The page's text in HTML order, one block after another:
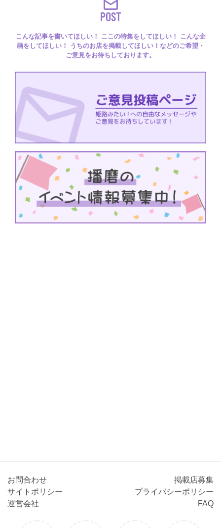
POST
こんな記事を書いてほしい！ ここの特集をしてほしい！ こんな企
画をしてほしい！ うちのお店を掲載してほしい！などのご希望・
ご意見をお待ちしております。
お問合わせ
掲載店募集
サイトポリシー
プライバシーポリシー
運営会社
FAQ